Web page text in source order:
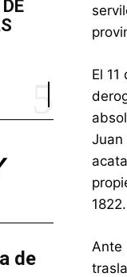
de
El
Juan
1822.
Ante